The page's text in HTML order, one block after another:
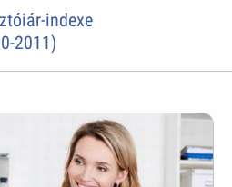
indexe
2011)